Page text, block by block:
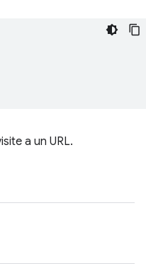
a un URL.